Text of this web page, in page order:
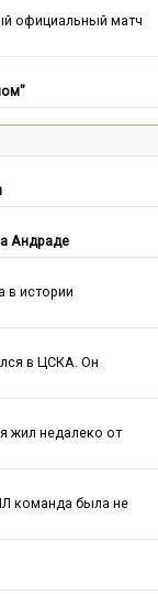
официальный матч
Андраде
истории
в ЦСКА. Он
жил недалеко от
команда была не